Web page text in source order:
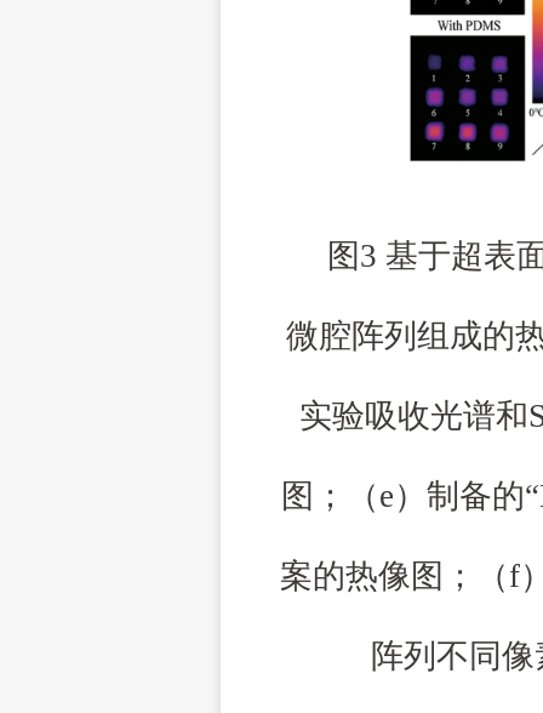
图3 基于超表
微腔阵列组成的
实验吸收光谱和
图；（e）制备的
案的热像图；（f
阵列不同